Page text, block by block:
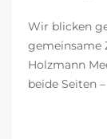
Wir blicken
gemeinsame
Holzmann
beide Seiten